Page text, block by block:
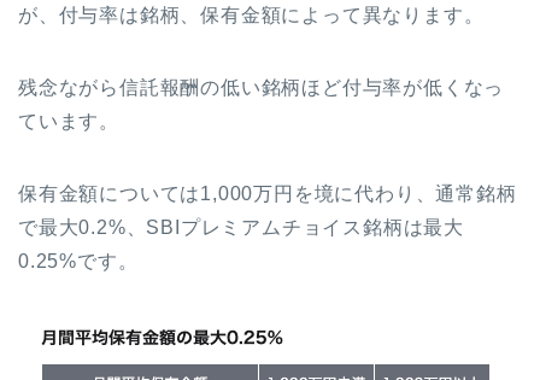
が、付与率は銘柄、保有金額によって異なります。
残念ながら信託報酬の低い銘柄ほど付与率が低くなっ
ています。
保有金額については1,000万円を境に代わり、通常銘柄
で最大0.2%、SBIプレミアムチョイス銘柄は最大
0.25%です。